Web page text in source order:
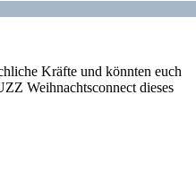
Kräfte und könnten euch
Weihnachtsconnect dieses